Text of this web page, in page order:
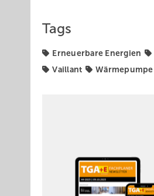
Tags
Erneuerbare Energien
Vaillant
Wärmepumpe